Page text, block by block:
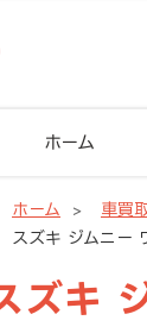
ホーム
ホーム 車買
スズキ ジムニー
ズキ